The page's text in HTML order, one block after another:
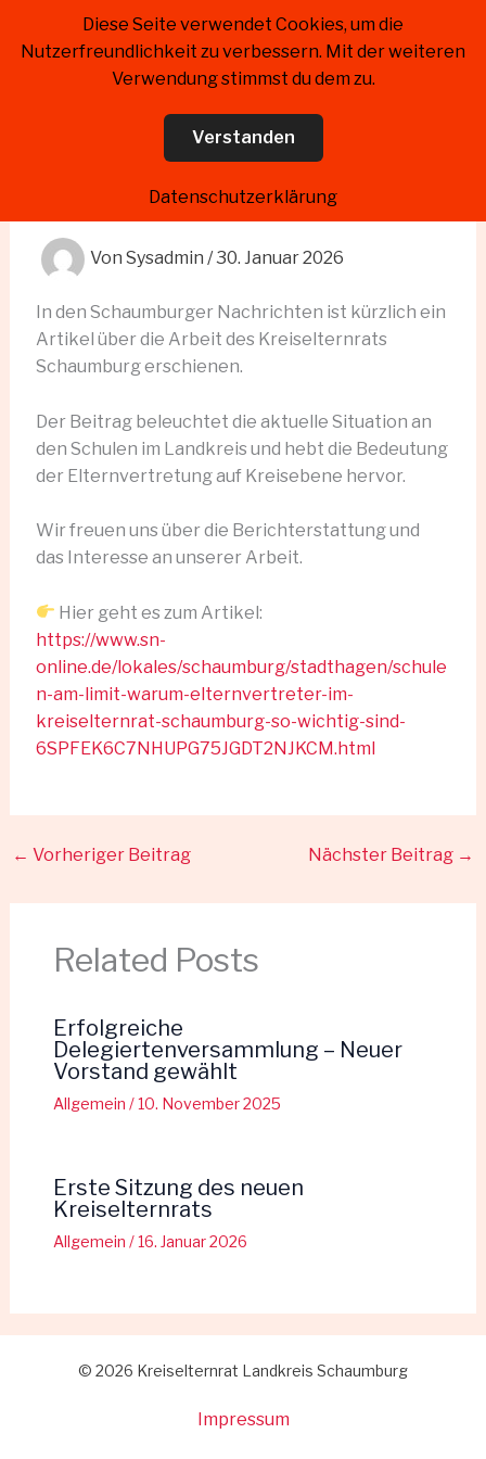
InhaltKreiselternrat Landkreis
Schaumburg
Kreiselternrat in den
Schaumburger Nachrichten
Von Sysadmin /30. Januar 2026
In den Schaumburger Nachrichten ist kürzlich ein
Artikel über die Arbeit des Kreiselternrats
Schaumburg erschienen.
Der Beitrag beleuchtet die aktuelle Situation an
den Schulen im Landkreis und hebt die Bedeutung
der Elternvertretung auf Kreisebene hervor.
Wir freuen uns über die Berichterstattung und
das Interesse an unserer Arbeit.
Hier geht es zum Artikel:
https://www.sn-
online.de/lokales/schaumburg/stadthagen/schule
n-am-limit-warum-elternvertreter-im-
kreiselternrat-schaumburg-so-wichtig-sind-
6SPFEK6C7NHUPG75JGDT2NJKCM.html
← Vorheriger Beitrag Nächster Beitrag →
Related Posts
Erfolgreiche
Delegiertenversammlung – Neuer
Vorstand gewählt
Allgemein /10. November 2025
Erste Sitzung des neuen
Kreiselternrats
Allgemein /16. Januar 2026
© 2026 Kreiselternrat Landkreis Schaumburg
Impressum
Diese Seite verwendet Cookies, um die
Nutzerfreundlichkeit zu verbessern. Mit der weiteren
Verwendung stimmst du dem zu.
Verstanden
Datenschutzerklärung